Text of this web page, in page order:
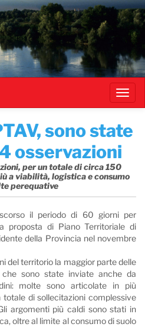
sono state
osservazioni
per un totale di circa 150
a viabilità, logistica e consumo
perequative
il periodo di 60 giorni per
proposta di Piano Territoriale di
della Provincia nel novembre
del territorio la maggior parte delle
sono state inviate anche da
molte sono articolate in più
totale di sollecitazioni complessive
argomenti più caldi sono stati in
oltre al limite al consumo di suolo